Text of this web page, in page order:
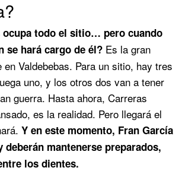
ocupa todo el sitio… pero cuando
se hará cargo de él? Es la gran
en Valdebebas. Para un sitio, hay tres
uno, y los otros dos van a tener
guerra. Hasta ahora, Carreras
es la realidad. Pero llegará el
Y en este momento, Fran García
deberán mantenerse preparados,
los dientes.